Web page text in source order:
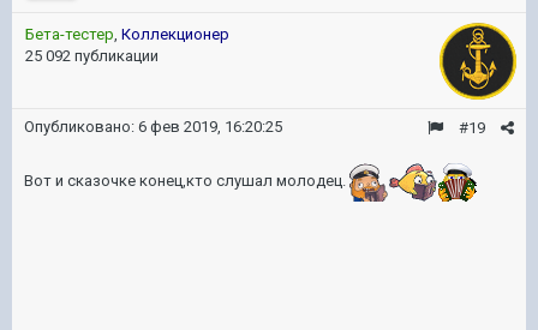
Бета-тестер, Коллекционер
25 092 публикации
#19
Опубликовано: 6 фев 2019, 16:20:25
Вот и сказочке конец,кто слушал молодец.